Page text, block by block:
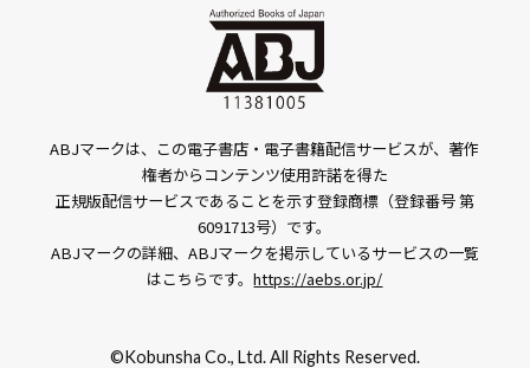
ABJマークは、この電子書店・電子書籍配信サービスが、著作
権者からコンテンツ使用許諾を得た
正規版配信サービスであることを示す登録商標（登録番号 第
6091713号）です。
ABJマークの詳細、ABJマークを掲示しているサービスの一覧
はこちらです。https://aebs.or.jp/
©Kobunsha Co., Ltd. All Rights Reserved.